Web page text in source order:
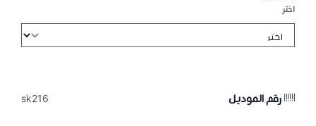
اختر
رقم الموديل sk216